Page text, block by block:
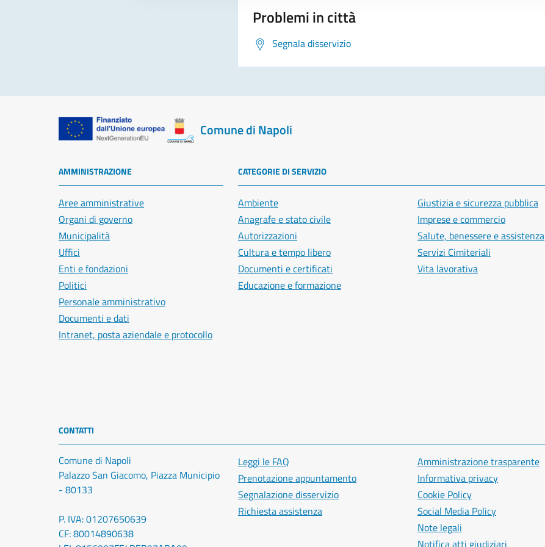
Problemi in città
Segnala disservizio
Comune di Napoli
AMMINISTRAZIONE
Aree amministrative
Organi di governo
Municipalità
Uffici
Enti e fondazioni
Politici
Personale amministrativo
Documenti e dati
Intranet, posta aziendale e protocollo
CATEGORIE DI SERVIZIO
Ambiente
Anagrafe e stato civile
Autorizzazioni
Cultura e tempo libero
Documenti e certificati
Educazione e formazione
Giustizia e sicurezza pubblica
Imprese e commercio
Salute, benessere e assistenza
Servizi Cimiteriali
Vita lavorativa
CONTATTI
Comune di Napoli
Palazzo San Giacomo, Piazza Municipio
- 80133
P. IVA: 01207650639
CF: 80014890638
Leggi le FAQ
Prenotazione appuntamento
Segnalazione disservizio
Richiesta assistenza
Amministrazione trasparente
Informativa privacy
Cookie Policy
Social Media Policy
Note legali